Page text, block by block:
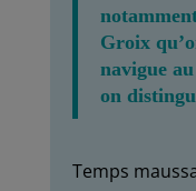
Groix
navigue
on
Temps